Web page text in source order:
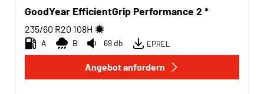
GoodYear EfficientGrip Performance 2 *
235/60 R20 108H
A B 69 db EPREL
Angebot anfordern